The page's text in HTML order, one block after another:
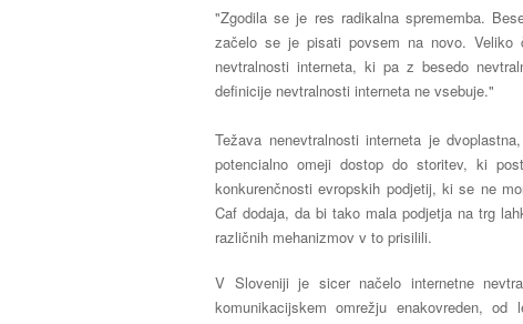
"Zgodila se je res radikalna sprememba.
začelo se je pisati povsem na novo.
nevtralnosti interneta, ki pa z besedo
definicije nevtralnosti interneta ne vsebuje."
Težava nenevtralnosti interneta je
potencialno omeji dostop do storitev, ki
konkurenčnosti evropskih podjetij, ki se ne
Caf dodaja, da bi tako mala podjetja na trg
različnih mehanizmov v to prisilili.
V Sloveniji je sicer načelo internetne
komunikacijskem omrežju enakovreden,